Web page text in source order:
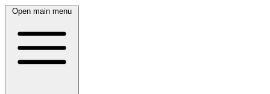
Open main menu